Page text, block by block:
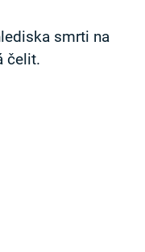
smrti na
čelit.